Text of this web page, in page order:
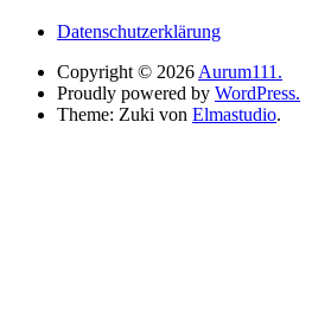
Datenschutzerklärung
Copyright © 2026 Aurum111.
Proudly powered by WordPress.
Theme: Zuki von Elmastudio.